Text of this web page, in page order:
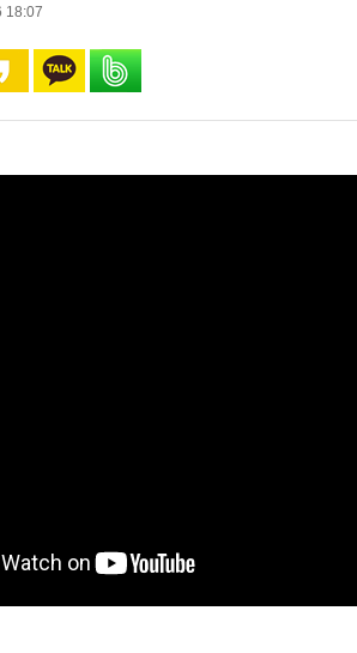
18:07
로 공유
터로 공유
카카오 스토리로 공유
카카오톡으로 공유